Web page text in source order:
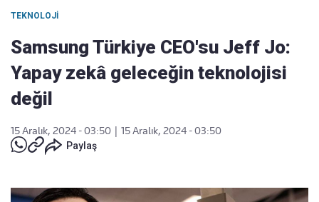
TEKNOLOJI
Samsung Türkiye CEO'su Jeff Jo:
Yapay zekâ geleceğin teknolojisi
değil
15 Aralık, 2024 - 03:50
15 Aralık, 2024 - 03:50
Paylaş